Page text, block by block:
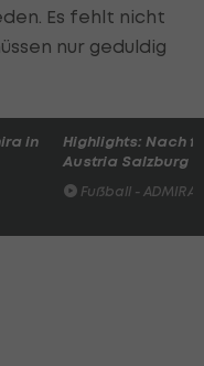
Es fehlt nicht
nur geduldig
in
Highlights: Nach
Austria Salzburg
Fußball -